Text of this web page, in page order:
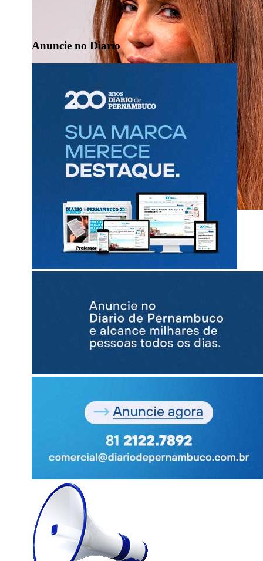
Diario Políticocom Renata Bezerra de Melo
Miguel herda bases e anuncia candidatura
Anuncie no Diario